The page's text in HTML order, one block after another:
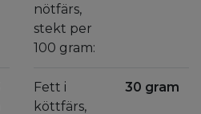
nötfärs,
stekt per
100 gram:
Fett i
köttfärs,
30 gram